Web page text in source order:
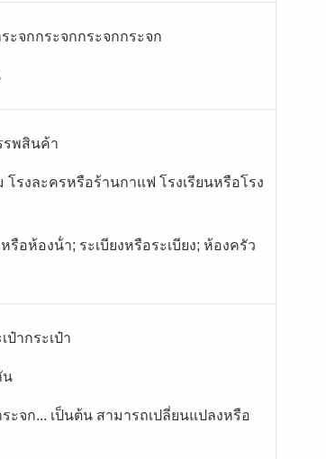
ะจกกระจกกระจกกระจก
รพสินค้า
รงละครหรือร้านกาแฟ โรงเรียนหรือโรง
อห้องน้ํา; ระเบียงหรือระเบียง; ห้องครัว
ป๋ากระเป๋า
น
ะจก... เป็นต้น สามารถเปลี่ยนแปลงหรือ